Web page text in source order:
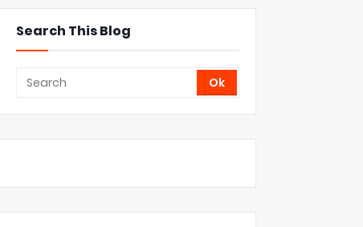
Search This Blog